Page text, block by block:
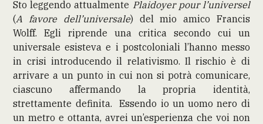
Sto leggendo attualmente Plaidoyer pour l’universel
(A favore dell’universale) del mio amico Francis
Wolff. Egli riprende una critica secondo cui un
universale esisteva e i postcoloniali l’hanno messo
in crisi introducendo il relativismo. Il rischio è di
arrivare a un punto in cui non si potrà comunicare,
ciascuno affermando la propria identità,
strettamente definita. Essendo io un uomo nero di
un metro e ottanta, avrei un’esperienza che voi non